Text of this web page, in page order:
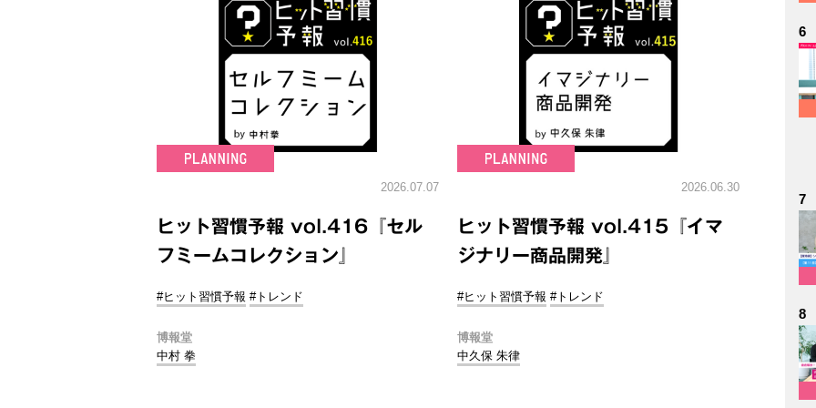
2026.07.07
ヒット習慣予報 vol.416『セル
フミームコレクション』
#ヒット習慣予報 #トレンド
博報堂
中村 拳
2026.06.30
ヒット習慣予報 vol.415『イマ
ジナリー商品開発』
#ヒット習慣予報 #トレンド
博報堂
中久保 朱律
6
7
8